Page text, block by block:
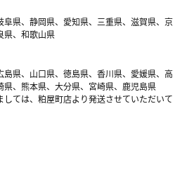
阜県、静岡県、愛知県、三重県、滋賀県、京
県、和歌山県
島県、山口県、徳島県、香川県、愛媛県、高
、熊本県、大分県、宮崎県、鹿児島県
ては、粕屋町店より発送させていただいて